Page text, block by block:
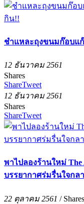
ชำแหละถุงขนมก๊อบแ
12 ธันวาคม 2561
Shares
ShareTweet
12 ธันวาคม 2561
Shares
ShareTweet
พาไปลองร้านใหม่
บรรยากาศร่มรื่นใจกล
22 ตุลาคม 2561 / Shares